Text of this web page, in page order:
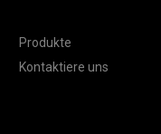
Produkte
Kontaktiere uns